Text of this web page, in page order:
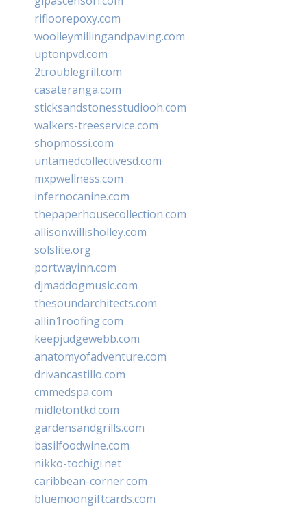
rifloorepoxy.com
woolleymillingandpaving.com
uptonpvd.com
2troublegrill.com
casateranga.com
sticksandstonesstudiooh.com
walkers-treeservice.com
shopmossi.com
untamedcollectivesd.com
mxpwellness.com
infernocanine.com
thepaperhousecollection.com
allisonwillisholley.com
solslite.org
portwayinn.com
djmaddogmusic.com
thesoundarchitects.com
allin1roofing.com
keepjudgewebb.com
anatomyofadventure.com
drivancastillo.com
cmmedspa.com
midletontkd.com
gardensandgrills.com
basilfoodwine.com
nikko-tochigi.net
caribbean-corner.com
bluemoongiftcards.com